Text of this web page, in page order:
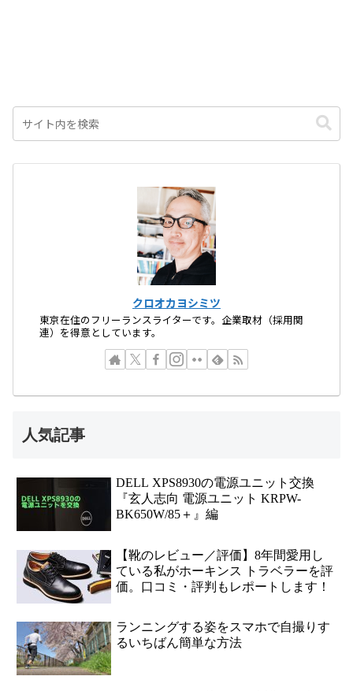
クロオカヨシミツ
東京在住のフリーランスライターです。企業取材（採用関
連）を得意としています。
人気記事
DELL XPS8930の電源ユニット交換
『玄人志向 電源ユニット KRPW-
BK650W/85＋』編
【靴のレビュー／評価】8年間愛用し
ている私がホーキンス トラベラーを評
価。口コミ・評判もレポートします！
ランニングする姿をスマホで自撮りす
るいちばん簡単な方法